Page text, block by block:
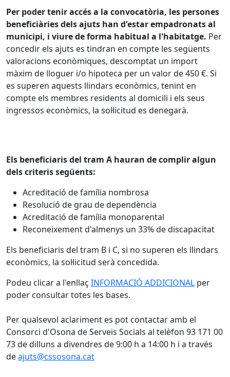
Per poder tenir accés a la convocatòria, les persones
beneficiàries dels ajuts han d'estar empadronats al
municipi, i viure de forma habitual a l'habitatge. Per
concedir els ajuts es tindran en compte les següents
valoracions econòmiques, descomptat un import
màxim de lloguer i/o hipoteca per un valor de 450 €. Si
es superen aquests llindars econòmics, tenint en
compte els membres residents al domicili i els seus
ingressos econòmics, la sol·licitud es denegarà.
Els beneficiaris del tram A hauran de complir algun
dels criteris següents:
Acreditació de família nombrosa
Resolució de grau de dependència
Acreditació de família monoparental
Reconeixement d'almenys un 33% de discapacitat
Els beneficiaris del tram B i C, si no superen els llindars
econòmics, la sol·licitud serà concedida.
Podeu clicar a l'enllaç INFORMACIÓ ADDICIONAL per
poder consultar totes les bases.
Per qualsevol aclariment es pot contactar amb el
Consorci d'Osona de Serveis Socials al telèfon 93 171 00
73 de dilluns a divendres de 9:00 h a 14:00 h i a través
deajuts@cssosona.cat